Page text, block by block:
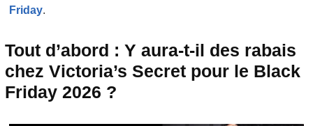
Friday.
Tout d’abord : Y aura-t-il des rabais
chez Victoria’s Secret pour le Black
Friday 2026 ?